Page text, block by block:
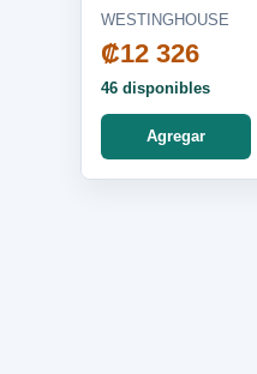
WKTTSL10
WESTINGHOUSE
₡12 326
46 disponibles
Agregar